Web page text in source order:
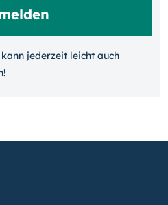
jeder­zeit leicht auch